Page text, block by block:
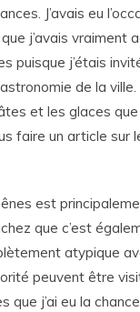
J’avais eu
j’avais vraiment
puisque j’étais
de la
et les glaces que
faire un article sur
est
que c’est
atypique
peuvent être
que j’ai eu la